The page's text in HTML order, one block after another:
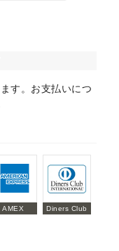
す。お支払いにつ
AMEX Diners Club